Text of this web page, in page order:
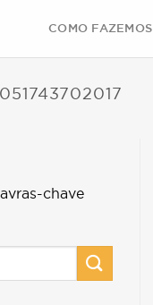
COMO FAZEMOS
chave